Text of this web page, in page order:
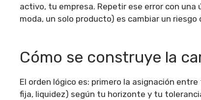
activo, tu empresa. Repetir ese error con
moda, un solo producto) es cambiar un
Cómo se construye la
El orden lógico es: primero la asignación
fija, liquidez) según tu horizonte y tu